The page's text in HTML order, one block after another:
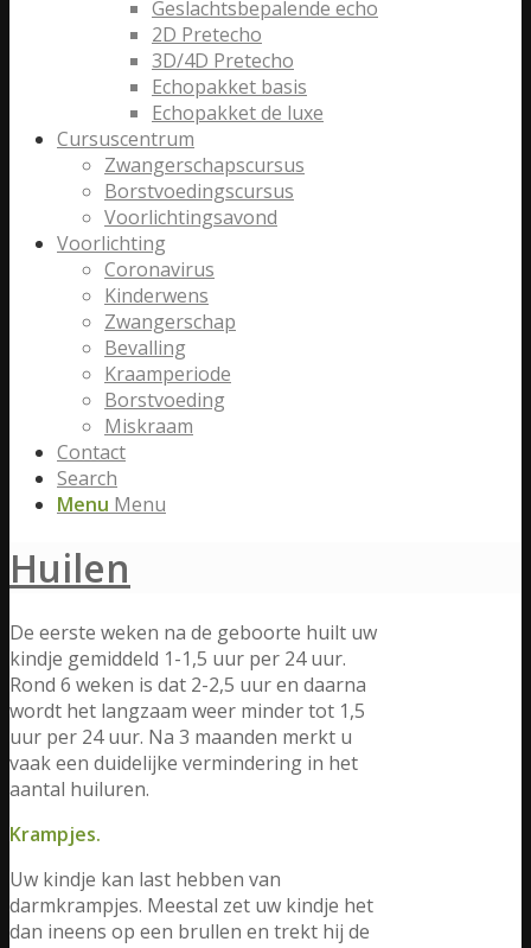
Geslachtsbepalende echo
2D Pretecho
3D/4D Pretecho
Echopakket basis
Echopakket de luxe
Cursuscentrum
Zwangerschapscursus
Borstvoedingscursus
Voorlichtingsavond
Voorlichting
Coronavirus
Kinderwens
Zwangerschap
Bevalling
Kraamperiode
Borstvoeding
Miskraam
Contact
Search
Menu Menu
Huilen
De eerste weken na de geboorte huilt uw
kindje gemiddeld 1-1,5 uur per 24 uur.
Rond 6 weken is dat 2-2,5 uur en daarna
wordt het langzaam weer minder tot 1,5
uur per 24 uur. Na 3 maanden merkt u
vaak een duidelijke vermindering in het
aantal huiluren.
Krampjes.
Uw kindje kan last hebben van
darmkrampjes. Meestal zet uw kindje het
dan ineens op een brullen en trekt hij de